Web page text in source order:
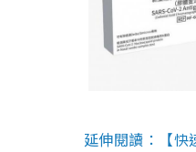
延伸閱讀：【快